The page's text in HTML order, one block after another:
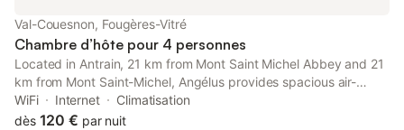
Val-Couesnon, Fougères-Vitré
Chambre d’hôte pour 4 personnes
Located in Antrain, 21 km from Mont Saint Michel Abbey and 21
km from Mont Saint-Michel, Angélus provides spacious air-
conditioned accommodation with a balcony and free WiFi.
WiFi Internet
Climatisation
dès 120 € par nuit